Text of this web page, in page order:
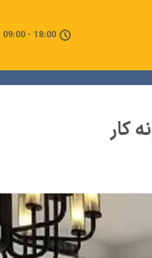
18:00 - 09:00
کار